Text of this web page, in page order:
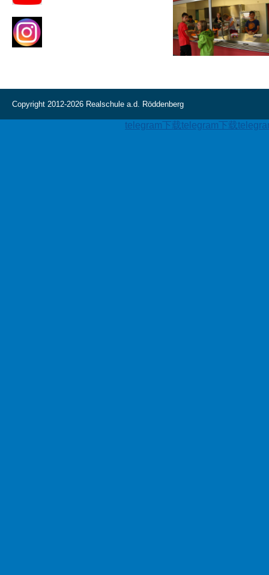
Copyright 2012-2026 Realschule a.d. Röddenberg
telegram下载telegram下载